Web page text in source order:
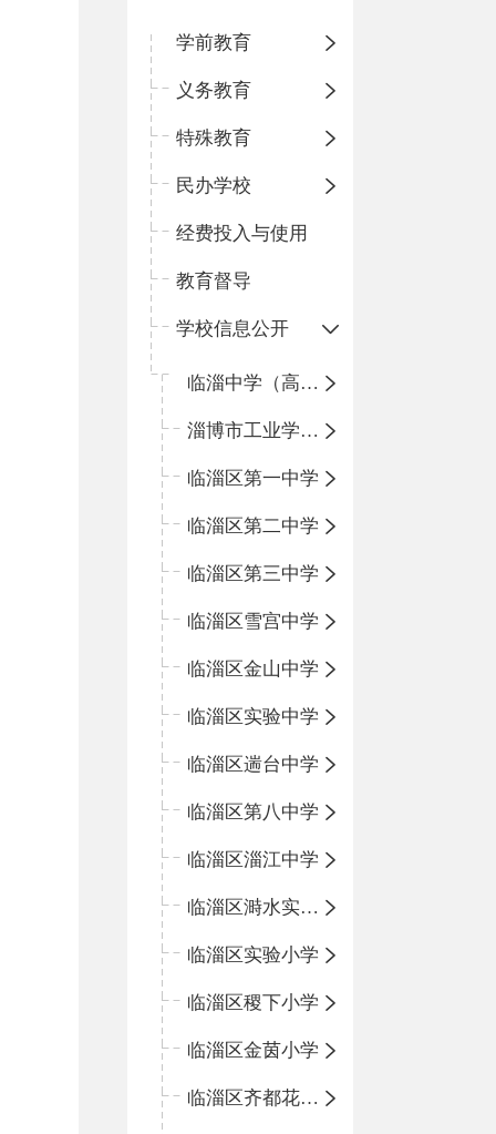
学前教育
义务教育
特殊教育
民办学校
经费投入与使用
教育督导
学校信息公开
临淄中学（高中）
淄博市工业学校（中职学校）
临淄区第一中学
临淄区第二中学
临淄区第三中学
临淄区雪宫中学
临淄区金山中学
临淄区实验中学
临淄区遄台中学
临淄区第八中学
临淄区淄江中学
临淄区溡水实验学校
临淄区实验小学
临淄区稷下小学
临淄区金茵小学
临淄区齐都花园小学